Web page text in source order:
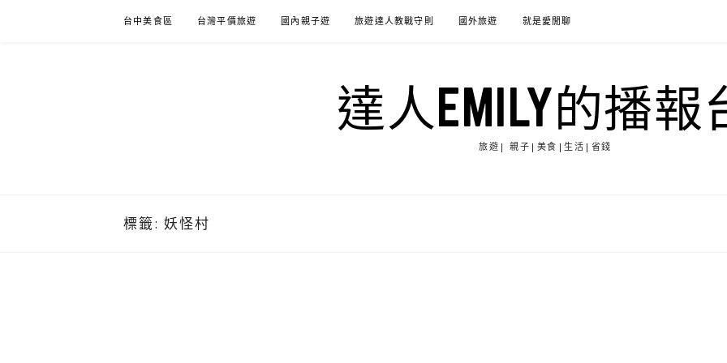
台中美食區 台灣平價旅遊 國內親子遊 旅遊達人教戰守則 國外旅遊 就是愛閒聊
達人EMILY的播報
旅遊| 親子|美食|生活|省錢
標籤: 妖怪村